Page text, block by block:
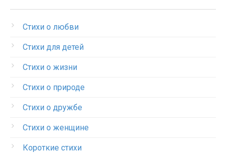
Стихи о любви
Стихи для детей
Стихи о жизни
Стихи о природе
Стихи о дружбе
Стихи о женщине
Короткие стихи